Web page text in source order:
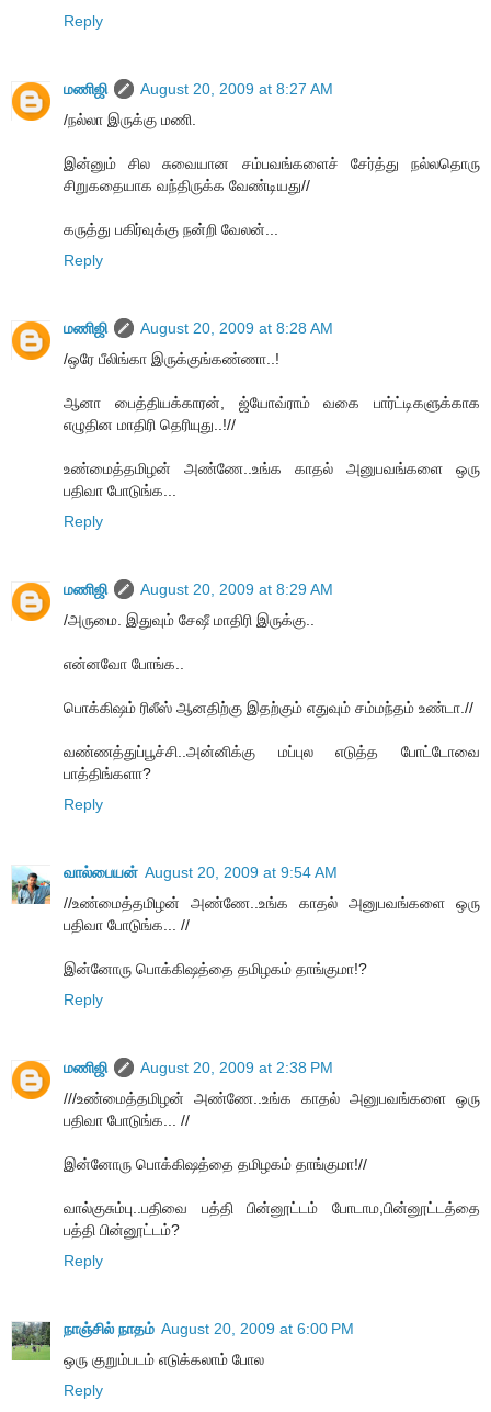
Reply
மணிஜி
August 20, 2009 at 8:27 AM
/நல்லா இருக்கு மணி.
இன்னும் சில சுவையான சம்பவங்களைச் சேர்த்து நல்லதொரு
சிறுகதையாக வந்திருக்க வேண்டியது//
கருத்து பகிர்வுக்கு நன்றி வேலன்...
Reply
மணிஜி
August 20, 2009 at 8:28 AM
/ஒரே பீலிங்கா இருக்குங்கண்ணா..!
ஆனா பைத்தியக்காரன், ஜ்யோவ்ராம் வகை பார்ட்டிகளுக்காக
எழுதின மாதிரி தெரியுது..!//
உண்மைத்தமிழன் அண்ணே..உங்க காதல் அனுபவங்களை ஒரு
பதிவா போடுங்க...
Reply
மணிஜி
August 20, 2009 at 8:29 AM
/அருமை. இதுவும் சேஷீ மாதிரி இருக்கு..
என்னவோ போங்க..
பொக்கிஷம் ரிலீஸ் ஆனதிற்கு இதற்கும் எதுவும் சம்மந்தம் உண்டா.//
வண்ணத்துப்பூச்சி..அன்னிக்கு மப்புல எடுத்த போட்டோவை
பாத்திங்களா?
Reply
வால்பையன் August 20, 2009 at 9:54 AM
//உண்மைத்தமிழன் அண்ணே..உங்க காதல் அனுபவங்களை ஒரு
பதிவா போடுங்க... //
இன்னோரு பொக்கிஷத்தை தமிழகம் தாங்குமா!?
Reply
மணிஜி
August 20, 2009 at 2:38 PM
///உண்மைத்தமிழன் அண்ணே..உங்க காதல் அனுபவங்களை ஒரு
பதிவா போடுங்க... //
இன்னோரு பொக்கிஷத்தை தமிழகம் தாங்குமா!//
வால்குசும்பு..பதிவை பத்தி பின்னூட்டம் போடாம,பின்னூட்டத்தை
பத்தி பின்னூட்டம்?
Reply
நாஞ்சில் நாதம் August 20, 2009 at 6:00 PM
ஒரு குறும்படம் எடுக்கலாம் போல
Reply